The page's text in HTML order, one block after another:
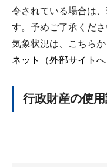
令されている場合は
す。予めご了承くださ
気象状況は、こちら
ネット（外部サイトへ
行政財産の使用